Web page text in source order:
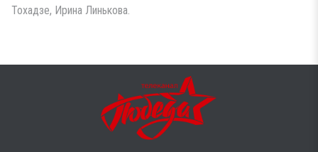
Тохадзе, Ирина Линькова.